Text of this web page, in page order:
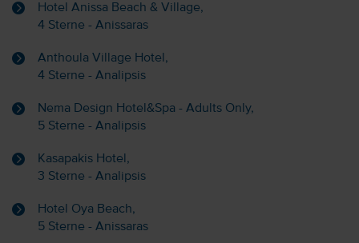
Hotel Anissa Beach & Village,
4 Sterne - Anissaras
Anthoula Village Hotel,
4 Sterne - Analipsis
Nema Design Hotel&Spa - Adults Only,
5 Sterne - Analipsis
Kasapakis Hotel,
3 Sterne - Analipsis
Hotel Oya Beach,
5 Sterne - Anissaras